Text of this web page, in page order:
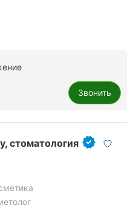
Звонить
стоматология